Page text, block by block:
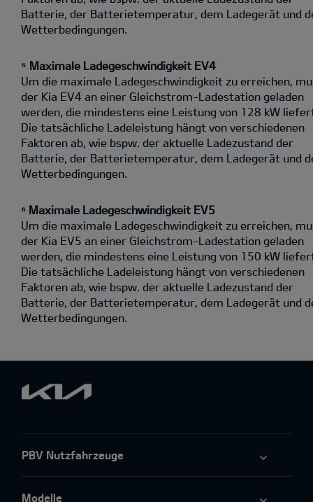
Batterie, der Batterietemperatur, dem Ladegerät und
Wetterbedingungen.
⁵ Maximale Ladegeschwindigkeit EV4
Um die maximale Ladegeschwindigkeit zu erreichen,
der Kia EV4 an einer Gleichstrom-Ladestation geladen
werden, die mindestens eine Leistung von 128 kW
Die tatsächliche Ladeleistung hängt von verschiedenen
Faktoren ab, wie bspw. der aktuelle Ladezustand der
Batterie, der Batterietemperatur, dem Ladegerät und
Wetterbedingungen.
⁶ Maximale Ladegeschwindigkeit EV5
Um die maximale Ladegeschwindigkeit zu erreichen,
der Kia EV5 an einer Gleichstrom-Ladestation geladen
werden, die mindestens eine Leistung von 150 kW
Die tatsächliche Ladeleistung hängt von verschiedenen
Faktoren ab, wie bspw. der aktuelle Ladezustand der
Batterie, der Batterietemperatur, dem Ladegerät und
Wetterbedingungen.
PBV Nutzfahrzeuge
Modelle